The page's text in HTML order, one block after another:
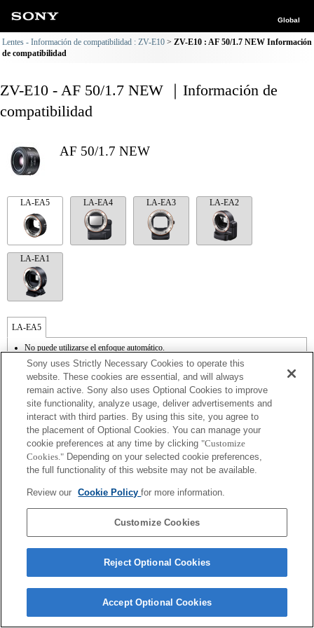
Global
Lentes - Información de compatibilidad : ZV-E10
ZV-E10 : AF 50/1.7 NEW Información
de compatibilidad
ZV-E10 - AF 50/1.7 NEW ｜Información de
compatibilidad
AF 50/1.7 NEW
LA-EA5 LA-EA4 LA-EA3 LA-EA2
LA-EA1
LA-EA5
No puede utilizarse el enfoque automático.
Disponible con un adaptador de monturas
El sonido de control del diafragma se graba con el micrófono interno.
Outside the A (Aperture priority), S (Shutter priority), and M (Manual) modes, the
shutter speed and the aperture can not be adjusted during the movie recording.
En función de las condiciones de grabación, el brillo de la imagen puede no ser
uniforme. Cambia la función [Front Curtain Shutter/Obturador de cortinilla frontal] a
[Off/Apagado].
Si acoplas la [lente del tipo A-mount] usando un Adaptador Mount, la función de
ayuda MF no funciona automáticamente cuando giras el anillo del foco. Puedes
agrandar la imagen seleccionando la función [Focus Magnifier/Lupa de foco] o la
función [MF Assist/Ayuda MF] a cualquier tecla en las "opciones personalizadas".
La función SteadyShot no responde cuando SteadyShot está ajustado a [Estándar].
Terms of Use Contact Us
Sony uses Strictly Necessary Cookies to operate this
website. These cookies are essential, and will always
remain active. Sony also uses Optional Cookies to improve
site functionality, analyze usage, deliver advertisements and
interact with third parties. By using this site, you agree to
the placement of Optional Cookies. You can manage your
cookie preferences at any time by clicking "Customize
Cookies." Depending on your selected cookie preferences,
the full functionality of this website may not be available.
Review our Cookie Policyfor more information.
Customize Cookies
Reject Optional Cookies
Accept Optional Cookies